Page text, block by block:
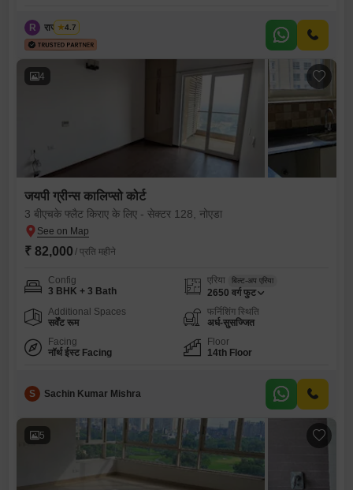
R राजा त्यागी
4.7
4
जयपी ग्रीन्स कालिप्सो कोर्ट
3 बीएचके फ्लैट किराए के लिए - सेक्टर 128, नोएडा
₹ 82,000 / प्रति महीने
Config
3 BHK + 3 Bath
एरिया बिल्ट-अप एरिया
2650 वर्ग फुट
Additional Spaces
सर्वेंट रूम
फर्निशिंग स्थिति
अर्ध-सुसज्जित
Facing
नॉर्थ ईस्ट Facing
Floor
14th Floor
S Sachin Kumar Mishra
5